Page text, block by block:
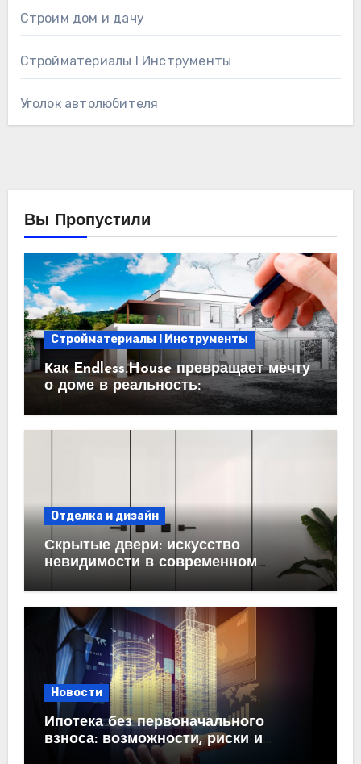
Строим дом и дачу
Стройматериалы l Инструменты
Уголок автолюбителя
Вы Пропустили
Стройматериалы l Инструменты
Как Endless.House превращает мечту
о доме в реальность:
проектирование под ключ
Отделка и дизайн
Скрытые двери: искусство
невидимости в современном
Новости
Ипотека без первоначального
взноса: возможности, риски и
практические рекомендации<